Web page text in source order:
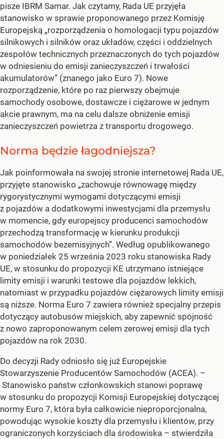
pisze IBRM Samar. Jak czytamy, Rada UE przyjęła
stanowisko w sprawie proponowanego przez Komisję
Europejską „rozporządzenia o homologacji typu pojazdów
silnikowych i silników oraz układów, części i oddzielnych
zespołów technicznych przeznaczonych do tych pojazdów
w odniesieniu do emisji zanieczyszczeń i trwałości
akumulatorów” (znanego jako Euro 7). Nowe
rozporządzenie, które po raz pierwszy obejmuje
samochody osobowe, dostawcze i ciężarowe w jednym
akcie prawnym, ma na celu dalsze obniżenie emisji
zanieczyszczeń powietrza z transportu drogowego.
Norma będzie łagodniejsza?
Jak poinformowała na swojej stronie internetowej Rada UE,
przyjęte stanowisko „zachowuje równowagę między
rygorystycznymi wymogami dotyczącymi emisji
z pojazdów a dodatkowymi inwestycjami dla przemysłu
w momencie, gdy europejscy producenci samochodów
przechodzą transformację w kierunku produkcji
samochodów bezemisyjnych”. Według opublikowanego
w poniedziałek 25 września 2023 roku stanowiska Rady
UE, w stosunku do propozycji KE utrzymano istniejące
limity emisji i warunki testowe dla pojazdów lekkich,
natomiast w przypadku pojazdów ciężarowych limity emisji
są niższe. Norma Euro 7 zawiera również specjalny przepis
dotyczący autobusów miejskich, aby zapewnić spójność
z nowo zaproponowanym celem zerowej emisji dla tych
pojazdów na rok 2030.
Do decyzji Rady odniosło się już Europejskie
Stowarzyszenie Producentów Samochodów (ACEA). –
Stanowisko państw członkowskich stanowi poprawę
w stosunku do propozycji Komisji Europejskiej dotyczącej
normy Euro 7, która była całkowicie nieproporcjonalna,
powodując wysokie koszty dla przemysłu i klientów, przy
ograniczonych korzyściach dla środowiska – stwierdziła